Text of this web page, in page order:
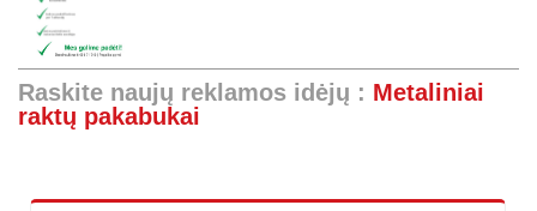
Raskite naujų reklamos idėjų : Metaliniai
raktų pakabukai